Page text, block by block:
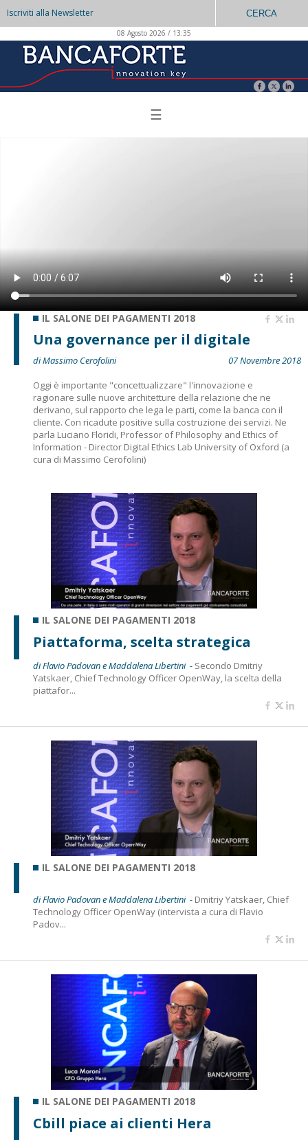
Iscriviti alla Newsletter CERCA
08 Agosto 2026 / 13:35
☰
IL SALONE DEI PAGAMENTI 2018
Una governance per il digitale
di Massimo Cerofolini
07 Novembre 2018
Oggi è importante "concettualizzare" l'innovazione e
ragionare sulle nuove architetture della relazione che ne
derivano, sul rapporto che lega le parti, come la banca con il
cliente. Con ricadute positive sulla costruzione dei servizi. Ne
parla Luciano Floridi, Professor of Philosophy and Ethics of
Information - Director Digital Ethics Lab University of Oxford (a
cura di Massimo Cerofolini)
IL SALONE DEI PAGAMENTI 2018
Piattaforma, scelta strategica
di Flavio Padovan e Maddalena Libertini - Secondo Dmitriy
Yatskaer, Chief Technology Officer OpenWay, la scelta della
piattafor...
IL SALONE DEI PAGAMENTI 2018
di Flavio Padovan e Maddalena Libertini - Dmitriy Yatskaer, Chief
Technology Officer OpenWay (intervista a cura di Flavio
Padov...
IL SALONE DEI PAGAMENTI 2018
Cbill piace ai clienti Hera